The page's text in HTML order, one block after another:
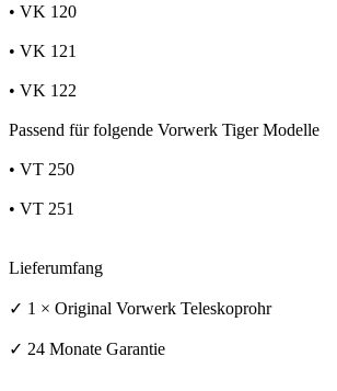
• VK 120
• VK 121
• VK 122
Passend für folgende Vorwerk Tiger Modelle
• VT 250
• VT 251
Lieferumfang
✓ 1 × Original Vorwerk Teleskoprohr
✓ 24 Monate Garantie